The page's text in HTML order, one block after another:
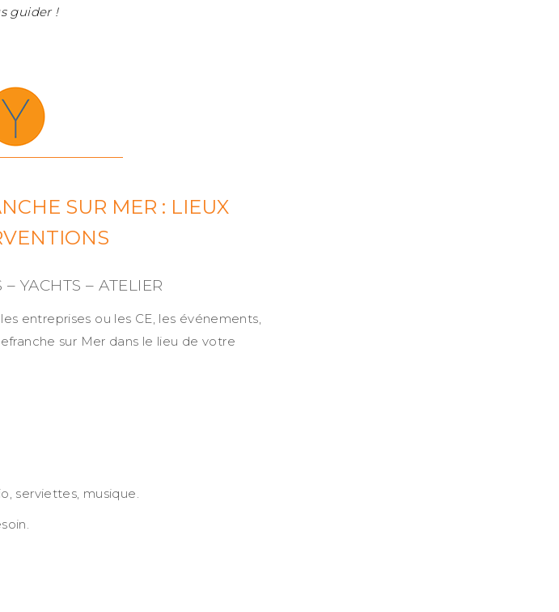
guider !
SUR MER : LIEUX
YACHTS – ATELIER
entreprises ou les CE, les événements,
sur Mer dans le lieu de votre
serviettes, musique.